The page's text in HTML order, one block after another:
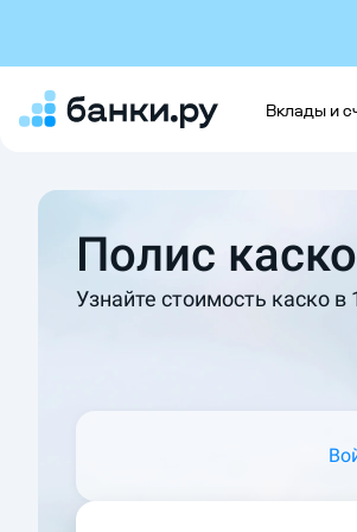
Вклады и
Полис каско
Узнайте стоимость каско